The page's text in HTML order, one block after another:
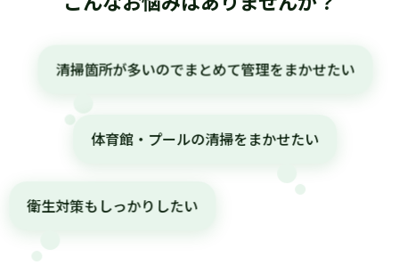
清掃箇所が多いのでまとめて管理をまかせたい
衛生対策もしっかりしたい
体育館・プールの清掃をまかせたい